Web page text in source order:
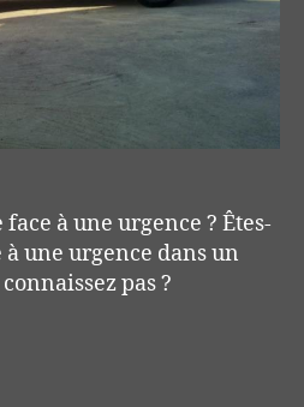
à une urgence ? Êtes-
une urgence dans un
pas ?